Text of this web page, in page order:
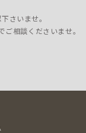
さいませ。
相談くださいませ。